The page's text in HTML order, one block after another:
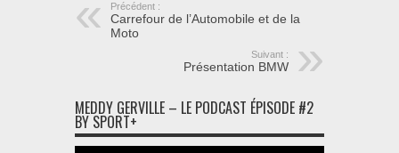
Précédent :
Carrefour de l’Automobile et de la
Moto
Suivant :
Présentation BMW
MEDDY GERVILLE – LE PODCAST ÉPISODE #2
BY SPORT+